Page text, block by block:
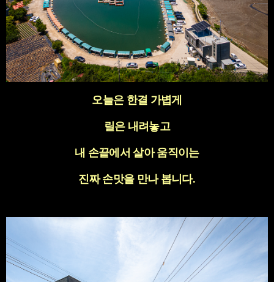
오늘은 한결 가볍게
릴은 내려놓고
내 손끝에서 살아 움직이는
진짜 손맛을 만나 봅니다.